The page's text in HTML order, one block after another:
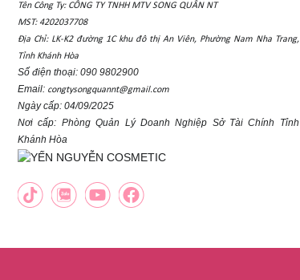
Tên Công Ty: CÔNG TY TNHH MTV SONG QUÂN NT
MST: 4202037708
Địa Chỉ: LK-K2 đường 1C khu đô thị An Viên, Phường Nam Nha Trang,
Tỉnh Khánh Hòa
Số điện thoại: 090 9802900
Email: congtysongquannt@gmail.com
Ngày cấp: 04/09/2025
Nơi cấp: Phòng Quản Lý Doanh Nghiệp Sở Tài Chính Tỉnh
Khánh Hòa